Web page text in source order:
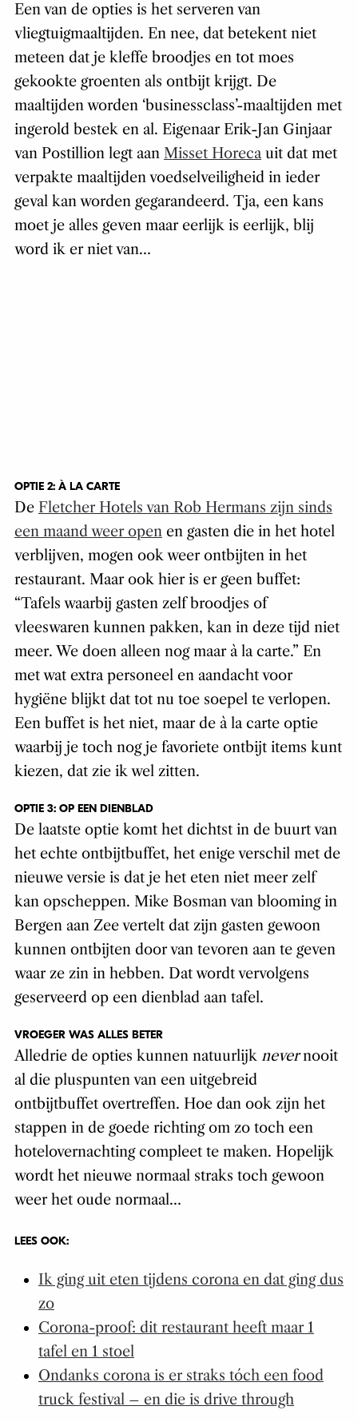
Een van de opties is het serveren van
vliegtuigmaaltijden. En nee, dat betekent niet
meteen dat je kleffe broodjes en tot moes
gekookte groenten als ontbijt krijgt. De
maaltijden worden ‘businessclass’-maaltijden met
ingerold bestek en al. Eigenaar Erik-Jan Ginjaar
van Postillion legt aan Misset Horecauit dat met
verpakte maaltijden voedselveiligheid in ieder
geval kan worden gegarandeerd. Tja, een kans
moet je alles geven maar eerlijk is eerlijk, blij
word ik er niet van…
OPTIE 2: À LA CARTE
De Fletcher Hotels van Rob Hermans zijn sinds
een maand weer openen gasten die in het hotel
verblijven, mogen ook weer ontbijten in het
restaurant. Maar ook hier is er geen buffet:
“Tafels waarbij gasten zelf broodjes of
vleeswaren kunnen pakken, kan in deze tijd niet
meer. We doen alleen nog maar à la carte.” En
met wat extra personeel en aandacht voor
hygiëne blijkt dat tot nu toe soepel te verlopen.
Een buffet is het niet, maar de à la carte optie
waarbij je toch nog je favoriete ontbijt items kunt
kiezen, dat zie ik wel zitten.
OPTIE 3: OP EEN DIENBLAD
De laatste optie komt het dichtst in de buurt van
het echte ontbijtbuffet, het enige verschil met de
nieuwe versie is dat je het eten niet meer zelf
kan opscheppen. Mike Bosman van blooming in
Bergen aan Zee vertelt dat zijn gasten gewoon
kunnen ontbijten door van tevoren aan te geven
waar ze zin in hebben. Dat wordt vervolgens
geserveerd op een dienblad aan tafel.
VROEGER WAS ALLES BETER
Alledrie de opties kunnen natuurlijk nevernooit
al die pluspunten van een uitgebreid
ontbijtbuffet overtreffen. Hoe dan ook zijn het
stappen in de goede richting om zo toch een
hotelovernachting compleet te maken. Hopelijk
wordt het nieuwe normaal straks toch gewoon
weer het oude normaal…
LEES OOK:
Ik ging uit eten tijdens corona en dat ging dus
zo
Corona-proof: dit restaurant heeft maar 1
tafel en 1 stoel
Ondanks corona is er straks tóch een food
truck festival – en die is drive through